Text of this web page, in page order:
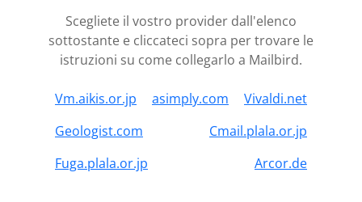
Scegliete il vostro provider dall'elenco
sottostante e cliccateci sopra per trovare le
istruzioni su come collegarlo a Mailbird.
Vm.aikis.or.jp asimply.com
Vivaldi.net
Geologist.com
Cmail.plala.or.jp
Fuga.plala.or.jp
Arcor.de